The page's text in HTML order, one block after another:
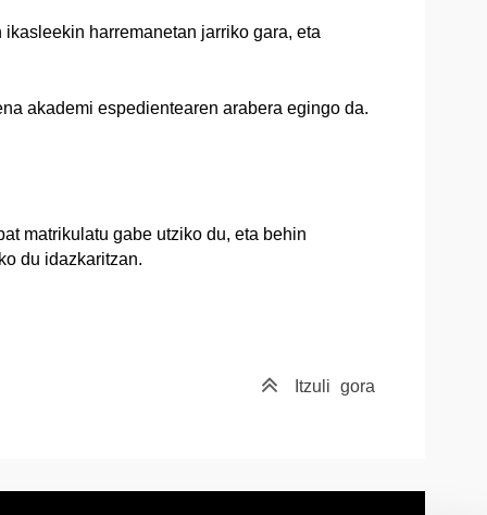
harremanetan jarriko gara, eta
akademi espedientearen arabera egingo da.
matrikulatu gabe utziko du, eta behin
du idazkaritzan.
Itzuli gora